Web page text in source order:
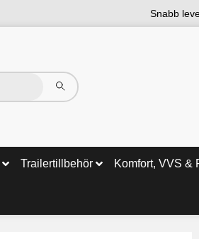
Snabb
Trailertillbehör Komfort, VVS &